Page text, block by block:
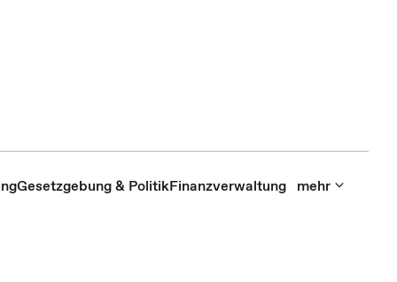
Gesetzgebung & PolitikFinanzverwaltung mehr